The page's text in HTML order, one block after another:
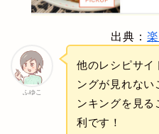
出典：
ふゆこ
他のレシピサイ
ングが見れない
ンキングを見る
利です！